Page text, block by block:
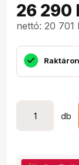
26 290
nettó: 20 701
Raktáron
db